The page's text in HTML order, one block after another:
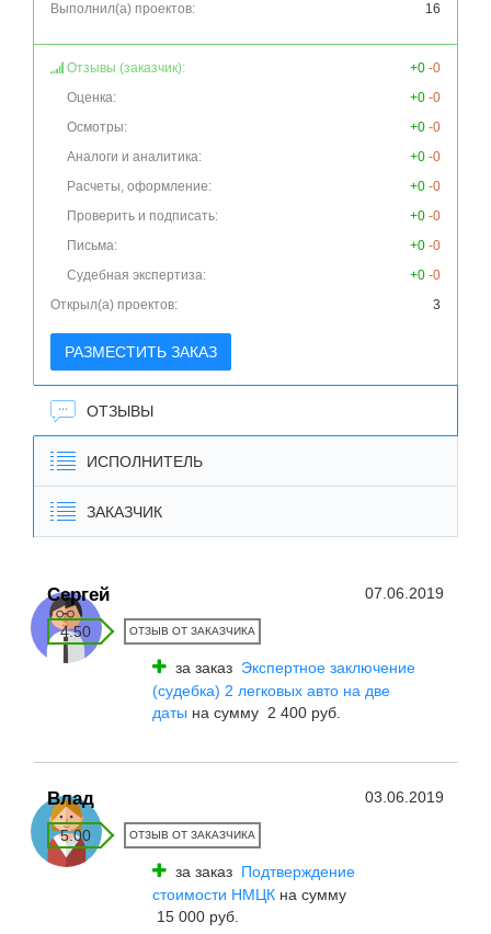
Выполнил(а) проектов:
16
Отзывы (заказчик): +0 -0
Оценка:
+0 -0
Осмотры:
+0 -0
Аналоги и аналитика:
+0 -0
Расчеты, оформление:
+0 -0
Проверить и подписать:
+0 -0
Письма:
+0 -0
Судебная экспертиза:
+0 -0
Открыл(а) проектов:
3
РАЗМЕСТИТЬ ЗАКАЗ
ОТЗЫВЫ
ИСПОЛНИТЕЛЬ
ЗАКАЗЧИК
Сергей 07.06.2019
4.50 ОТЗЫВ ОТ ЗАКАЗЧИКА
за заказ Экспертное заключение
(судебка) 2 легковых авто на две
даты на сумму 2 400 руб.
Влад 03.06.2019
5.00 ОТЗЫВ ОТ ЗАКАЗЧИКА
за заказ Подтверждение
стоимости НМЦК на сумму
15 000 руб.